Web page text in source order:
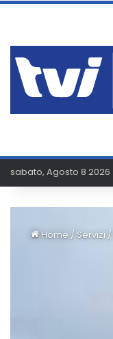
sabato, Agosto 8 2026
Home /Servizi /